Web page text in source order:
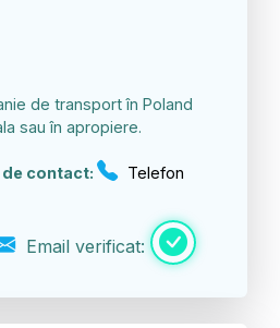
de transport în Poland
sau în apropiere.
contact: Telefon
Email verificat: